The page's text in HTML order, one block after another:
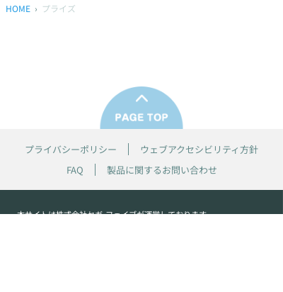
HOME プライズ
プライバシーポリシー
ウェブアクセシビリティ方針
FAQ
製品に関するお問い合わせ
本サイトは株式会社セガ フェイブが運営しております。